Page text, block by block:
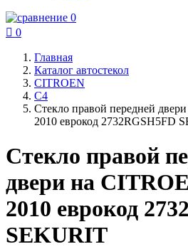
0
 0
Главная
Каталог автостекол
CITROEN
C4
Стекло правой передней
2010 еврокод 2732RGSH5FD
Стекло правой
двери на
2010 еврокод
SEKURIT